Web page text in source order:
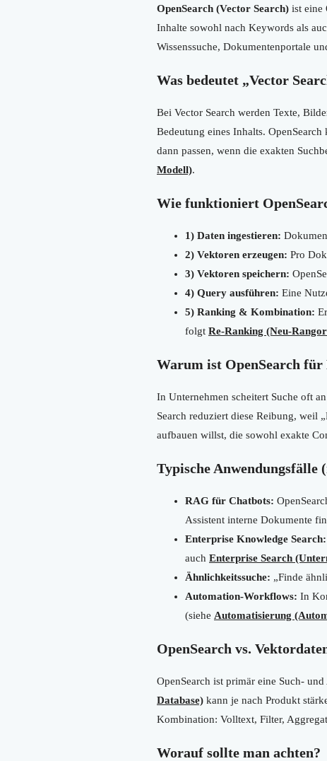
OpenSearch (Vector Search) ist eine
Inhalte sowohl nach Keywords als
Wissenssuche, Dokumentenportale
Was bedeutet „Vector
Bei Vector Search werden Texte,
Bedeutung eines Inhalts.
dann passen, wenn die exakten
Modell).
Wie funktioniert
1) Daten ingestieren:
2) Vektoren erzeugen: Pro
3) Vektoren speichern:
4) Query ausführen: Eine
5) Ranking & Kombination:
folgt Re-Ranking (Neu-
Warum ist OpenSearch für
In Unternehmen scheitert Suche oft
Search reduziert diese Reibung, weil
aufbauen willst, die sowohl exakte
Typische Anwendungsfälle
RAG für Chatbots:
Assistent interne Dokumente
Enterprise Knowledge Search:
auch Enterprise Search
Ähnlichkeitssuche: „Finde
Automation-Workflows: In
(siehe Automatisierung
OpenSearch vs.
OpenSearch ist primär eine Such-
Database) kann je nach Produkt
Kombination: Volltext, Filter,
Worauf sollte man achten?